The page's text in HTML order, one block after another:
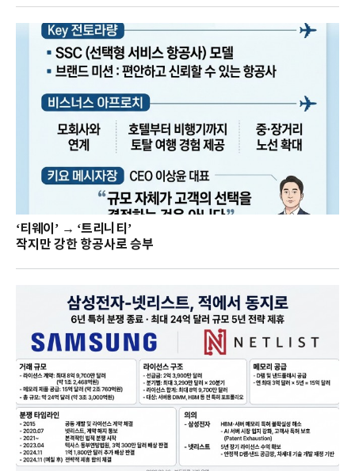
‘티웨이’ → ‘트리니티’
작지만 강한 항공사로 승부